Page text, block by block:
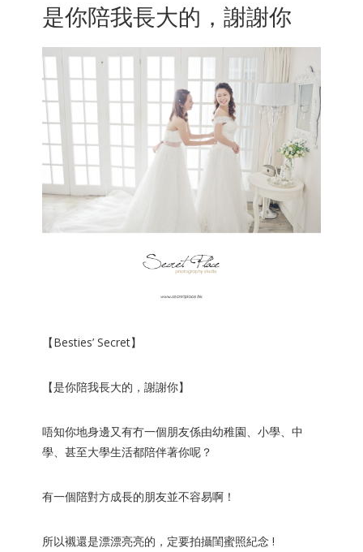
是你陪我長大的，謝謝你
【Besties’ Secret】
【是你陪我長大的，謝謝你】
唔知你地身邊又有冇一個朋友係由幼稚園、小學、中
學、甚至大學生活都陪伴著你呢？
有一個陪對方成長的朋友並不容易啊！
所以襯還是漂漂亮亮的，定要拍攝閨蜜照紀念 !